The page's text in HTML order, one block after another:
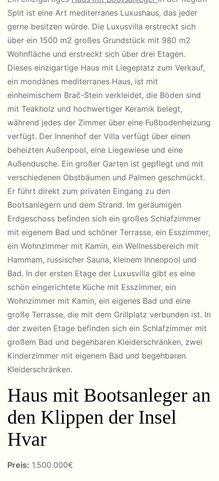
Split ist eine Art mediterranes Luxushaus, das jeder
gerne besitzen würde. Die Luxusvilla erstreckt sich
über ein 1500 m2 großes Grundstück mit 980 m2
Wohnfläche und erstreckt sich über drei Etagen.
Dieses einzigartige Haus mit Liegeplatz zum Verkauf,
ein mondänes mediterranes Haus, ist mit
einheimischem Brač-Stein verkleidet, die Böden sind
mit Teakholz und hochwertiger Keramik belegt,
während jedes der Zimmer über eine Fußbodenheizung
verfügt. Der Innenhof der Villa verfügt über einen
beheizten Außenpool, eine Liegewiese und eine
Außendusche. Ein großer Garten ist gepflegt und mit
verschiedenen Obstbäumen und Palmen geschmückt.
Er führt direkt zum privaten Eingang zu den
Bootsanlegern und dem Strand. Im geräumigen
Erdgeschoss befinden sich ein großes Schlafzimmer
mit eigenem Bad und schöner Terrasse, ein Esszimmer,
ein Wohnzimmer mit Kamin, ein Wellnessbereich mit
Hammam, russischer Sauna, kleinem Innenpool und
Bad. In der ersten Etage der Luxusvilla gibt es eine
schön eingerichtete Küche mit Esszimmer, ein
Wohnzimmer mit Kamin, ein eigenes Bad und eine
große Terrasse, die mit dem Grillplatz verbunden ist. In
der zweiten Etage befinden sich ein Schlafzimmer mit
großem Bad und begehbaren Kleiderschränken, zwei
Kinderzimmer mit eigenem Bad und begehbaren
Kleiderschränken.
Haus mit Bootsanleger an
den Klippen der Insel
Hvar
Preis: 1.500.000€